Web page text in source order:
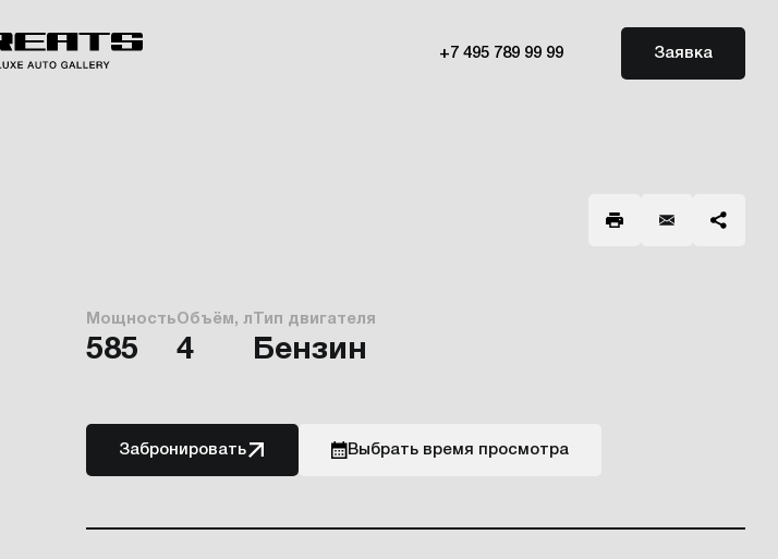
+7 495 789 99 99 Заявка
Мощность
585
Объём, л
4
Тип двигателя
Бензин
Забронировать Выбрать время просмотра